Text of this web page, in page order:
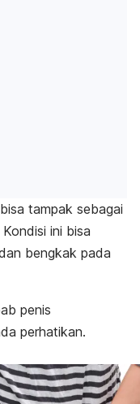
tampak sebagai
ini bisa
bengkak pada
penis
perhatikan.